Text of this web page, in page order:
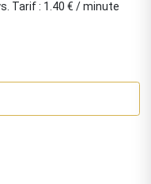
Tarif : 1.40 € / minute